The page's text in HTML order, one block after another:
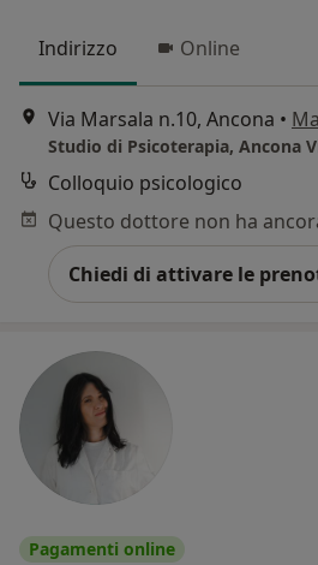
Indirizzo Online
Via Marsala n.10, Ancona •
Studio di Psicoterapia, Ancona
Colloquio psicologico
Chiedi di attivare le
Pagamenti online